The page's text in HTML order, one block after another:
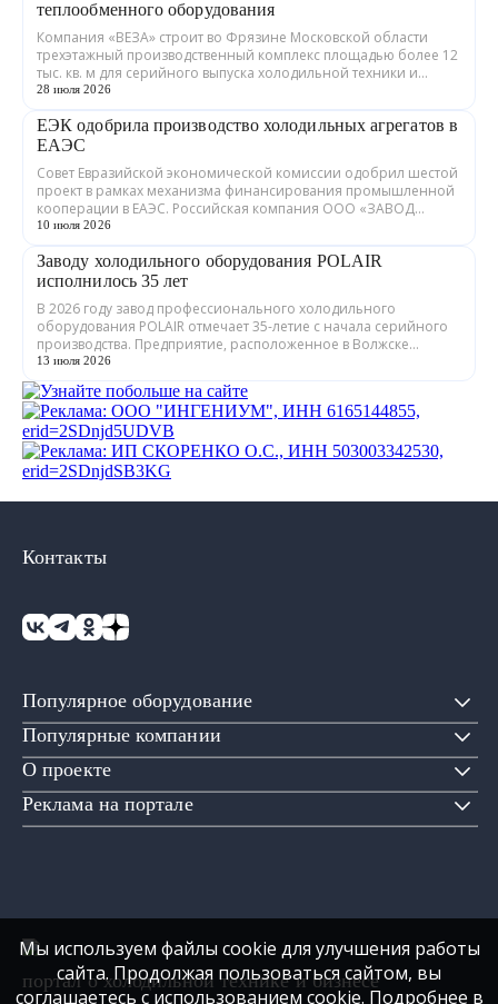
теплообменного оборудования
Компания «ВЕЗА» строит во Фрязине Московской области
трехэтажный производственный комплекс площадью более 12
тыс. кв. м для серийного выпуска холодильной техники и
теплообменного оборудования. ...
28 июля 2026
ЕЭК одобрила производство холодильных агрегатов в
ЕАЭС
Совет Евразийской экономической комиссии одобрил шестой
проект в рамках механизма финансирования промышленной
кооперации в ЕАЭС. Российская компания ООО «ЗАВОД
ГРАДИЕНТ» совместно с предприятия...
10 июля 2026
Заводу холодильного оборудования POLAIR
исполнилось 35 лет
В 2026 году завод профессионального холодильного
оборудования POLAIR отмечает 35-летие с начала серийного
производства. Предприятие, расположенное в Волжске
Республики Марий Эл, выпускает обору...
13 июля 2026
Популярное оборудование
Популярные компании
О проекте
Реклама на портале
Контакты
портал о холодильной технике и бизнесе
Мы используем файлы cookie для улучшения работы
сайта. Продолжая пользоваться сайтом, вы
соглашаетесь с использованием cookie. Подробнее в